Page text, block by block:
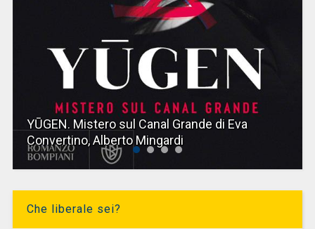
YŪGEN. Mistero sul Canal Grande di Eva
Convertino, Alberto Mingardi
Che liberale sei?